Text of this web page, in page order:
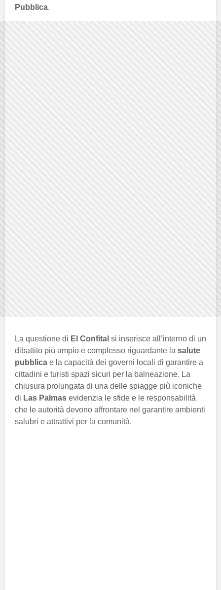
Pubblica.
La questione di El Confital si inserisce all’interno di un
dibattito più ampio e complesso riguardante la salute
pubblica e la capacità dei governi locali di garantire a
cittadini e turisti spazi sicuri per la balneazione. La
chiusura prolungata di una delle spiagge più iconiche
di Las Palmas evidenzia le sfide e le responsabilità
che le autorità devono affrontare nel garantire ambienti
salubri e attrattivi per la comunità.